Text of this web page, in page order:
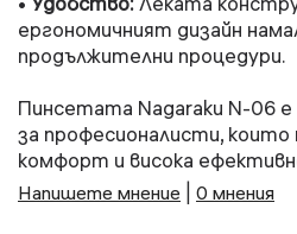
ергономичният дизайн
продължителни процедури.
Пинсетата Nagaraku N-06
за професионалисти,
комфорт и висока
Напишете мнение 0 мнения